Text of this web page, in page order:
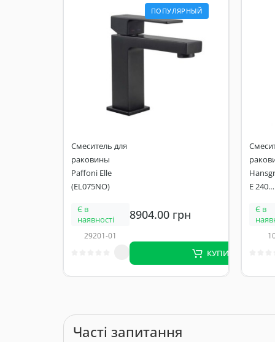
ПОПУЛЯРНЫЙ
Смеситель для
раковины
Paffoni Elle
(EL075NO)
Є в
наявності
29201-01
8904.00 грн
КУПИТИ
E 240
Є в
Часті запитання